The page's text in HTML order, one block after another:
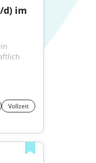
im
Vollzeit